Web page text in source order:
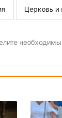
Церковь и